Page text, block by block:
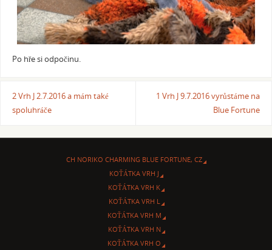
Po hře si odpočinu.
2 Vrh J 2.7.2016 a mám také
spoluhráče
1 Vrh J 9.7.2016 vyrůstáme na
Blue Fortune
CH NORIKO CHARMING BLUE FORTUNE, CZ
KOŤÁTKA VRH J
KOŤÁTKA VRH K
KOŤÁTKA VRH L
KOŤÁTKA VRH M
KOŤÁTKA VRH N
KOŤÁTKA VRH O